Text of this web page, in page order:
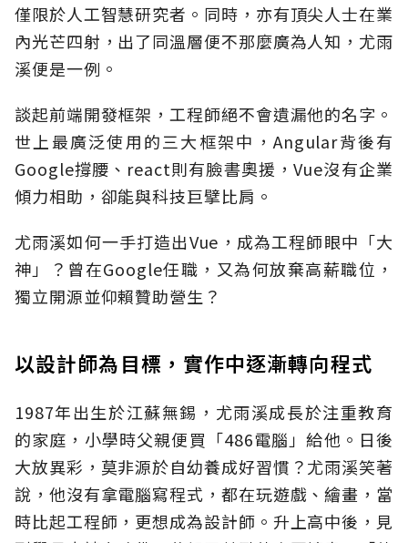
僅限於人工智慧研究者。同時，亦有頂尖人士在業
內光芒四射，出了同溫層便不那麼廣為人知，尤雨
溪便是一例。
談起前端開發框架，工程師絕不會遺漏他的名字。
世上最廣泛使用的三大框架中，Angular背後有
Google撐腰、react則有臉書奧援，Vue沒有企業
傾力相助，卻能與科技巨擘比肩。
尤雨溪如何一手打造出Vue，成為工程師眼中「大
神」？曾在Google任職，又為何放棄高薪職位，
獨立開源並仰賴贊助營生？
以設計師為目標，實作中逐漸轉向程式
1987年出生於江蘇無錫，尤雨溪成長於注重教育
的家庭，小學時父親便買「486電腦」給他。日後
大放異彩，莫非源於自幼養成好習慣？尤雨溪笑著
說，他沒有拿電腦寫程式，都在玩遊戲、繪畫，當
時比起工程師，更想成為設計師。升上高中後，見